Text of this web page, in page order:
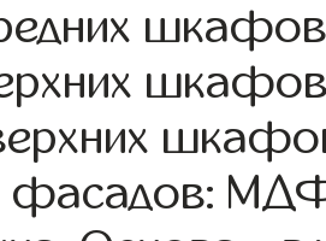
фасадов: